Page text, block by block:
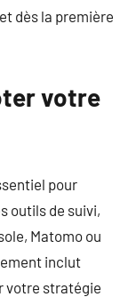
dès la première
votre
pour
outils de suivi,
Matomo ou
inclut
votre stratégie